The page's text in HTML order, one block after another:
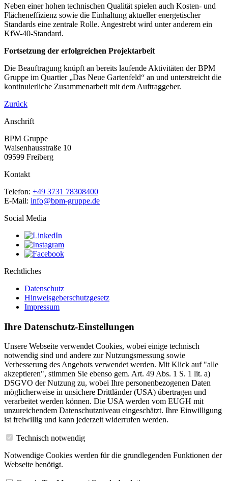
Neben einer hohen technischen Qualität spielen auch Kosten- und
Flächeneffizienz sowie die Einhaltung aktueller energetischer
Standards eine zentrale Rolle. Angestrebt wird unter anderem ein
KfW-40-Standard.
Fortsetzung der erfolgreichen Projektarbeit
Die Beauftragung knüpft an bereits laufende Aktivitäten der BPM
Gruppe im Quartier „Das Neue Gartenfeld“ an und unterstreicht die
kontinuierliche Zusammenarbeit mit dem Auftraggeber.
Zurück
Anschrift
BPM Gruppe
Waisenhausstraße 10
09599 Freiberg
Kontakt
Telefon: +49 3731 78308400
E-Mail: info@bpm-gruppe.de
Social Media
Rechtliches
Datenschutz
Hinweisgeberschutzgesetz
Impressum
Ihre Datenschutz-Einstellungen
Unsere Webseite verwendet Cookies, wobei einige technisch
notwendig sind und andere zur Nutzungsmessung sowie
Verbesserung des Angebots verwendet werden. Mit Klick auf "alle
akzeptieren", stimmen Sie ebenso gem. Art. 49 Abs. 1 S. 1 lit. a)
DSGVO der Nutzung zu, wobei Ihre personenbezogenen Daten
möglicherweise in unsichere Drittländer (USA) übertragen und
verarbeitet werden können. Die USA werden vom EUGH mit
unzureichendem Datenschutzniveau eingeschätzt. Ihre Einwilligung
ist freiwillig und kann jederzeit widerrufen werden.
Technisch notwendig
Notwendige Cookies werden für die grundlegenden Funktionen der
Webseite benötigt.